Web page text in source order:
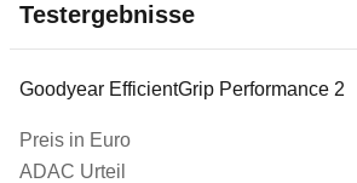
Testergebnisse
Hersteller/Modell
Preis in Euro
Goodyear EfficientGrip Performance 2